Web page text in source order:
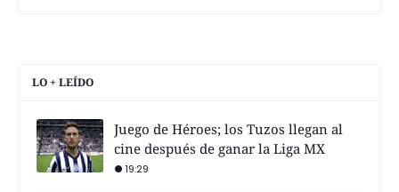
LO + LEÍDO
Juego de Héroes; los Tuzos llegan al
cine después de ganar la Liga MX
19:29